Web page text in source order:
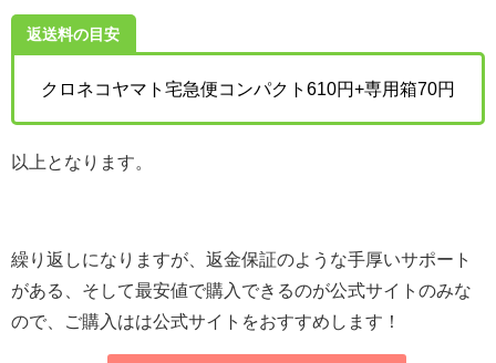
返送料の目安
クロネコヤマト宅急便コンパクト610円+専用箱70円
以上となります。
繰り返しになりますが、返金保証のような手厚いサポート
がある、そして最安値で購入できるのが公式サイトのみな
ので、ご購入はは公式サイトをおすすめします！